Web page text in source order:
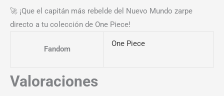
🚀 ¡Que el capitán más rebelde del Nuevo Mundo zarpe
directo a tu colección de One Piece!
Fandom
One Piece
Valoraciones